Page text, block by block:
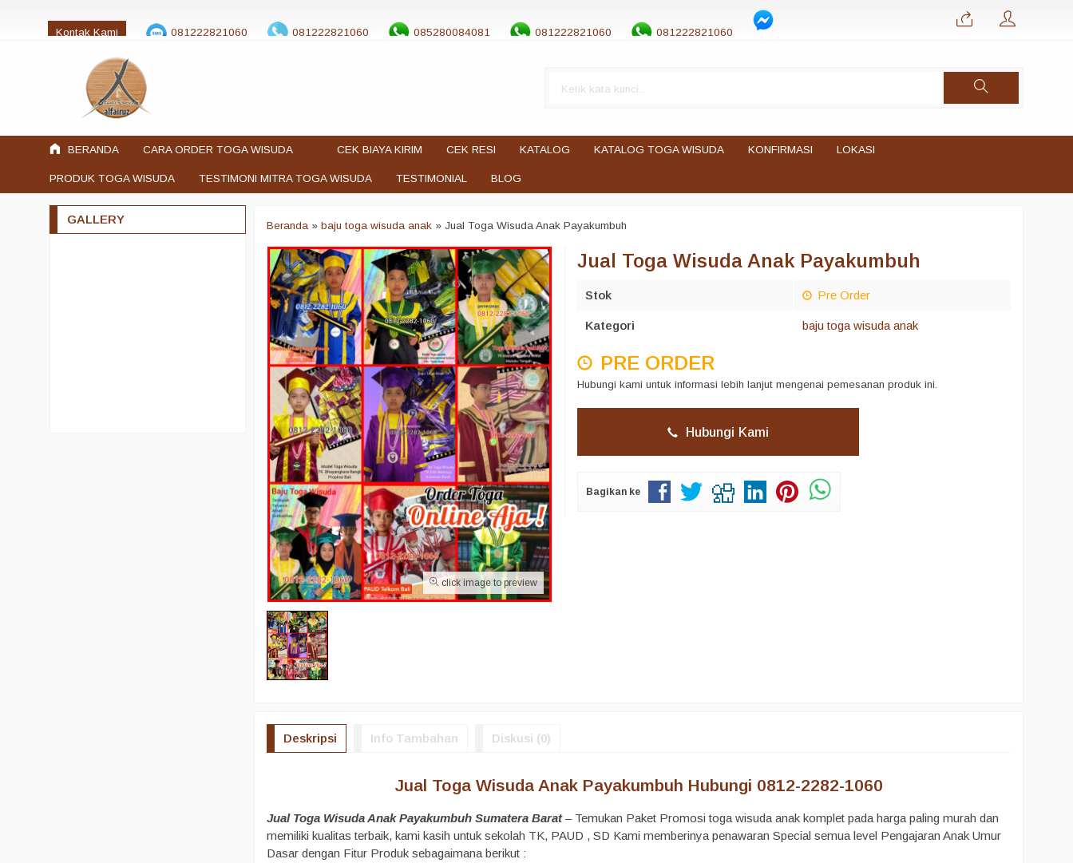
Kontak Kami 081222821060 081222821060 085280084081 081222821060 081222821060
jualtogawisuda@gmail.com
BERANDA CARA ORDER TOGA WISUDA CEK BIAYA KIRIM CEK RESI KATALOG KATALOG TOGA WISUDA KONFIRMASI LOKASI
PRODUK TOGA WISUDA TESTIMONI MITRA TOGA WISUDA TESTIMONIAL BLOG
Beranda »baju toga wisuda anak »Jual Toga Wisuda Anak Payakumbuh
click image to preview
Jual Toga Wisuda Anak Payakumbuh
Stok Pre Order
Kategori baju toga wisuda anak
PRE ORDER
Hubungi kami untuk informasi lebih lanjut mengenai pemesanan produk ini.
Hubungi Kami
Bagikan ke
Deskripsi Info Tambahan Diskusi (0)
Jual Toga Wisuda Anak Payakumbuh Hubungi 0812-2282-1060
Jual Toga Wisuda Anak Payakumbuh Sumatera Barat – Temukan Paket Promosi toga wisuda anak komplet pada harga paling murah dan
memiliki kualitas terbaik, kami kasih untuk sekolah TK, PAUD , SD Kami memberinya penawaran Special semua level Pengajaran Anak Umur
Dasar dengan Fitur Produk sebagaimana berikut :
GALLERY